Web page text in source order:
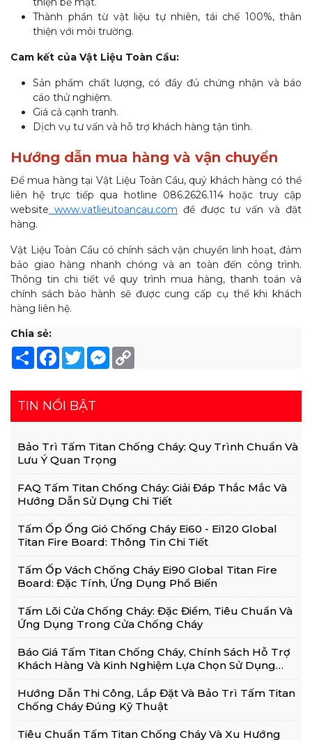
Thành phần từ vật liệu tự nhiên, tái chế 100%, thân
thiện với môi trường.
Cam kết của Vật Liệu Toàn Cầu:
Sản phẩm chất lượng, có đầy đủ chứng nhận và báo
cáo thử nghiệm.
Giá cả cạnh tranh.
Dịch vụ tư vấn và hỗ trợ khách hàng tận tình.
Hướng dẫn mua hàng và vận chuyển
Để mua hàng tại Vật Liệu Toàn Cầu, quý khách hàng có thể
liên hệ trực tiếp qua hotline 086.2626.114 hoặc truy cập
website www.vatlieutoancau.com để được tư vấn và đặt
hàng.
Vật Liệu Toàn Cầu có chính sách vận chuyển linh hoạt, đảm
bảo giao hàng nhanh chóng và an toàn đến công trình.
Thông tin chi tiết về quy trình mua hàng, thanh toán và
chính sách bảo hành sẽ được cung cấp cụ thể khi khách
hàng liên hệ.
Chia sẻ:
Share Facebook
TwitterMessenger
TIN NỔI BẬT
Bảo Trì Tấm Titan Chống Cháy: Quy Trình Chuẩn Và
Lưu Ý Quan Trọng
FAQ Tấm Titan Chống Cháy: Giải Đáp Thắc Mắc Và
Hướng Dẫn Sử Dụng Chi Tiết
Tấm Ốp Ống Gió Chống Cháy Ei60 - Ei120 Global
Titan Fire Board: Thông Tin Chi Tiết
Tấm Ốp Vách Chống Cháy Ei90 Global Titan Fire
Board: Đặc Tính, Ứng Dụng Phổ Biến
Tấm Lõi Cửa Chống Cháy: Đặc Điểm, Tiêu Chuẩn Và
Ứng Dụng Trong Cửa Chống Cháy
Báo Giá Tấm Titan Chống Cháy, Chính Sách Hỗ Trợ
Khách Hàng Và Kinh Nghiệm Lựa Chọn Sử Dụng
Hướng Dẫn Thi Công, Lắp Đặt Và Bảo Trì Tấm Titan
Chống Cháy Đúng Kỹ Thuật
Tiêu Chuẩn Tấm Titan Chống Cháy Và Xu Hướng